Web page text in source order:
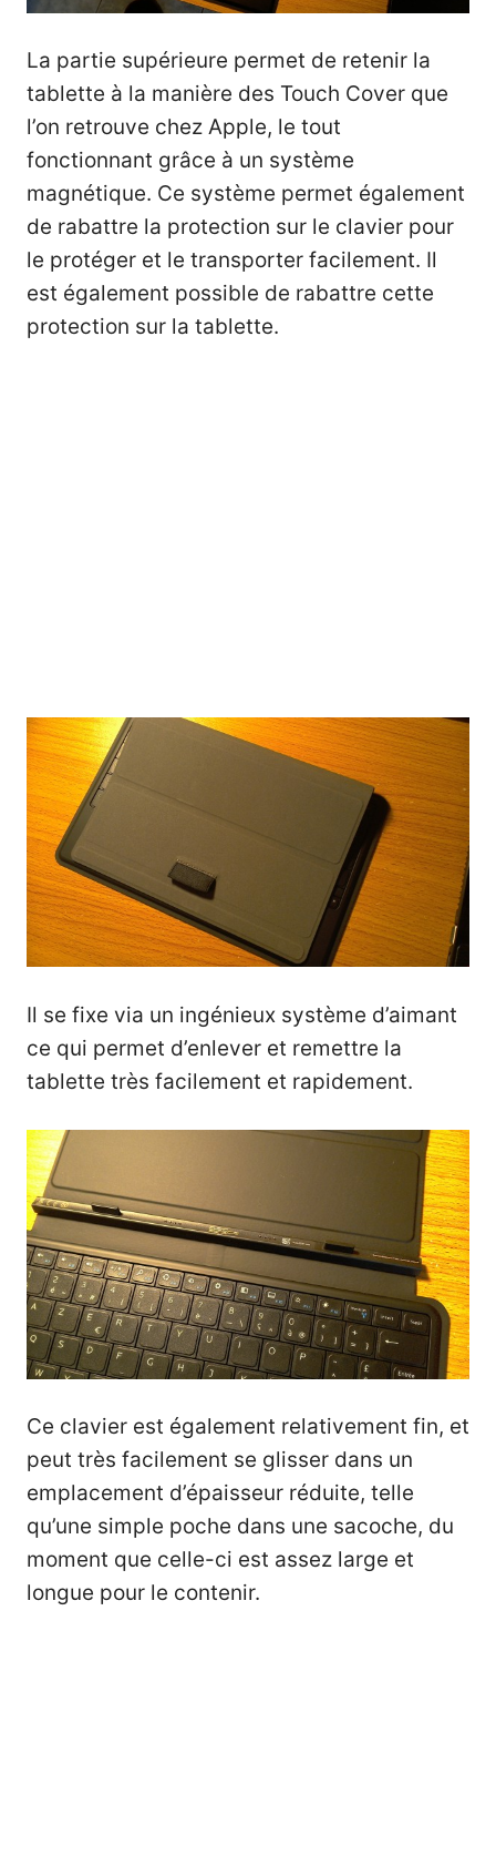
La partie supérieure permet de retenir la
tablette à la manière des Touch Cover que
l’on retrouve chez Apple, le tout
fonctionnant grâce à un système
magnétique. Ce système permet également
de rabattre la protection sur le clavier pour
le protéger et le transporter facilement. Il
est également possible de rabattre cette
protection sur la tablette.
Il se fixe via un ingénieux système d’aimant
ce qui permet d’enlever et remettre la
tablette très facilement et rapidement.
Ce clavier est également relativement fin, et
peut très facilement se glisser dans un
emplacement d’épaisseur réduite, telle
qu’une simple poche dans une sacoche, du
moment que celle-ci est assez large et
longue pour le contenir.